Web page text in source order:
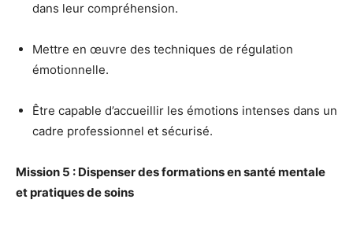
dans leur compréhension.
Mettre en œuvre des techniques de régulation
émotionnelle.
Être capable d’accueillir les émotions intenses dans un
cadre professionnel et sécurisé.
Mission 5 : Dispenser des formations en santé mentale
et pratiques de soins